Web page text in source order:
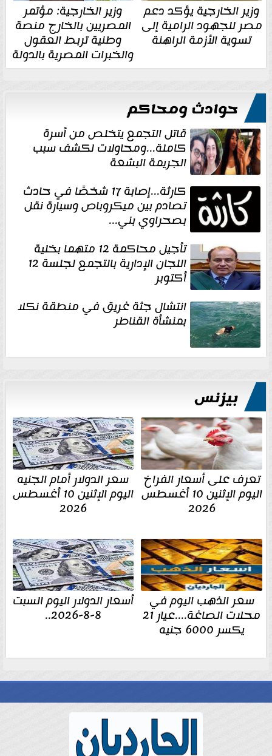
وزير الخارجية يؤكد دعم
مصر للجهود الرامية إلى
تسوية الأزمة الراهنة
وزير الخارجية: مؤتمر
المصريين بالخارج منصة
وطنية تربط العقول
والخبرات المصرية بالدولة
حوادث ومحاكم
قاتل التجمع يتخلص من أسرة
كاملة...ومحاولات لكشف سبب
الجريمة البشعة
كارثة...إصابة 17 شخصًا في حادث
تصادم بين ميكروباص وسيارة نقل
بصحراوي بني...
تأجيل محاكمة 12 متهما بخلية
اللجان الإدارية بالتجمع لجلسة 12
أكتوبر
انتشال جثة غريق في منطقة نكلا
بمنشأة القناطر
بيزنس
تعرف على أسعار الفراخ
اليوم الإثنين 10 أغسطس
2026
سعر الدولار أمام الجنيه
اليوم الإثنين 10 أغسطس
2026
سعر الذهب اليوم في
محلات الصاغة....عيار 21
يكسر 6000 جنيه
أسعار الدولار اليوم السبت
8-8-2026..